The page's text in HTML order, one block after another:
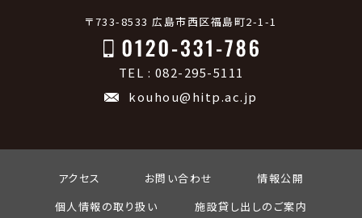
〒733-8533 広島市西区福島町2-1-1
TEL : 082-295-5111
kouhou@hitp.ac.jp
アクセス お問い合わせ
情報公開
個人情報の取り扱い
施設貸し出しのご案内